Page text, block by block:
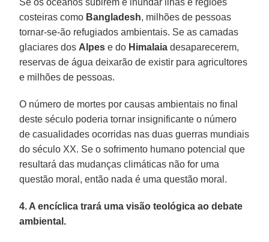
costeiras como Bangladesh, milhões de pessoas
tornar-se-ão refugiados ambientais. Se as camadas
glaciares dos Alpes e do Himalaia desaparecerem,
reservas de água deixarão de existir para agricultores
e milhões de pessoas.
O número de mortes por causas ambientais no final
deste século poderia tornar insignificante o número
de casualidades ocorridas nas duas guerras mundiais
do século XX. Se o sofrimento humano potencial que
resultará das mudanças climáticas não for uma
questão moral, então nada é uma questão moral.
4. A encíclica trará uma visão teológica ao debate
ambiental.